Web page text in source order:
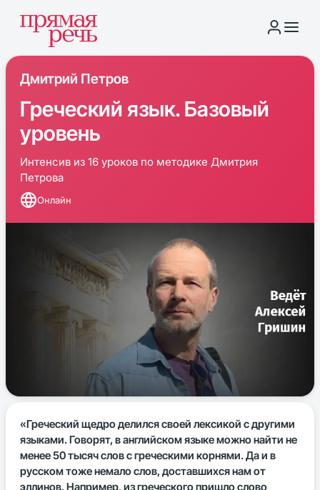
Дмитрий Петров
Греческий язык. Базовый
уровень
Интенсив из 16 уроков по методике Дмитрия
Петрова
Онлайн
«Греческий щедро делился своей лексикой с другими
языками. Говорят, в английском языке можно найти не
менее 50 тысяч слов с греческими корнями. Да и в
русском тоже немало слов, доставшихся нам от
эллинов. Например, из греческого пришло слово